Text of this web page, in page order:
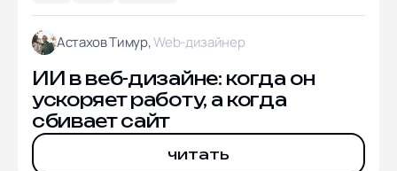
Астахов Тимур,Web-дизайнер
ИИ в веб-дизайне: когда он
ускоряет работу, а когда
сбивает сайт
читать